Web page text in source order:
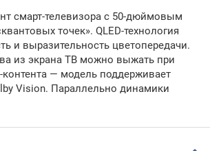
смарт-телевизора с 50-дюймовым
точек». QLED-технология
и выразительность цветопередачи.
из экрана ТВ можно выжать при
контента — модель поддерживает
Vision. Параллельно динамики